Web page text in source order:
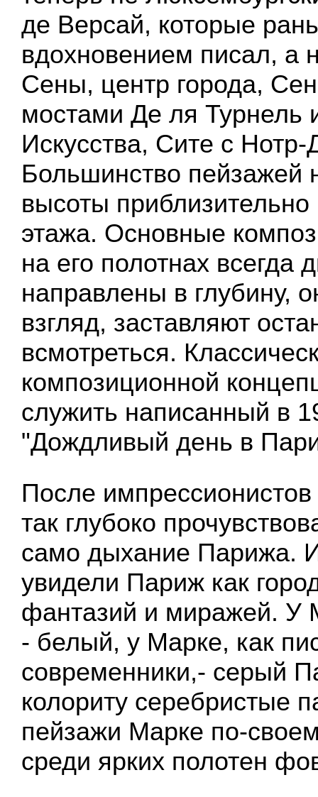
де Версай, которые
вдохновением писал, а
Сены, центр города,
мостами Де ля Турнель
Искусства, Сите с
Большинство пейзажей
высоты приблизительно
этажа. Основные
на его полотнах всегда
направлены в глубину,
взгляд, заставляют
всмотреться.
композиционной
служить написанный в
"Дождливый день в
После
так глубоко
само дыхание Парижа.
увидели Париж как
фантазий и миражей. У
- белый, у Марке, как
современники,- серый
колориту серебристые
пейзажи Марке по-
среди ярких полотен